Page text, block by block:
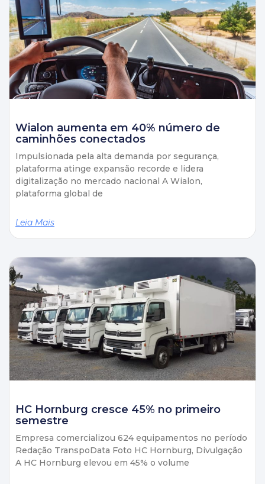
Wialon aumenta em 40% número de
caminhões conectados
Impulsionada pela alta demanda por segurança,
plataforma atinge expansão recorde e lidera
digitalização no mercado nacional A Wialon,
plataforma global de
Leia Mais
HC Hornburg cresce 45% no primeiro
semestre
Empresa comercializou 624 equipamentos no período
Redação TranspoData Foto HC Hornburg, Divulgação
A HC Hornburg elevou em 45% o volume